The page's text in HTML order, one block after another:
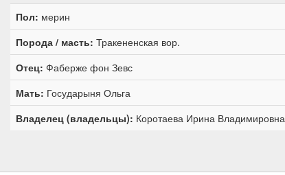
Пол: мерин
Порода / масть: Тракененская вор.
Отец: Фаберже фон Зевс
Мать: Государыня Ольга
Владелец (владельцы): Коротаева Ирина Владимировна